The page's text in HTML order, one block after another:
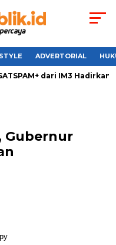
ADVERTORIAL
dari IM3 Hadirkan
Gubernur